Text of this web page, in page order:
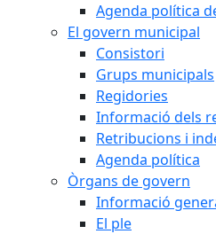
Agenda política
El govern municipal
Consistori
Grups municipals
Regidories
Informació dels
Retribucions i
Agenda política
Òrgans de govern
Informació
El ple